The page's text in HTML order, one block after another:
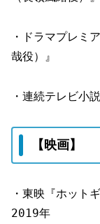
・ドラマプレミ
哉役）』
・連続テレビ小
【映画】
・東映『ホッ
2019年